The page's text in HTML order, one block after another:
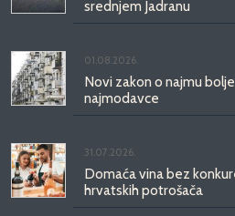
srednjem Jadranu
01.08.2026.
Novi zakon o najmu
najmodavce
31.07.2026.
Domaća vina bez
hrvatskih potrošača